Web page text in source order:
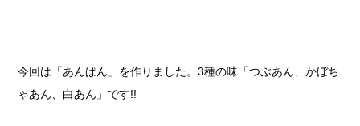
今回は「あんぱん」を作りました。3種の味「つぶあん、かぼち
ゃあん、白あん」です!!